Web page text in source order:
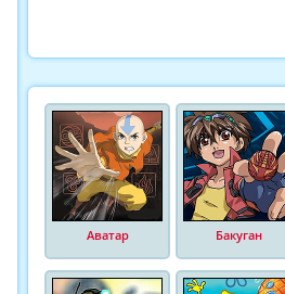
Аватар Бакуган